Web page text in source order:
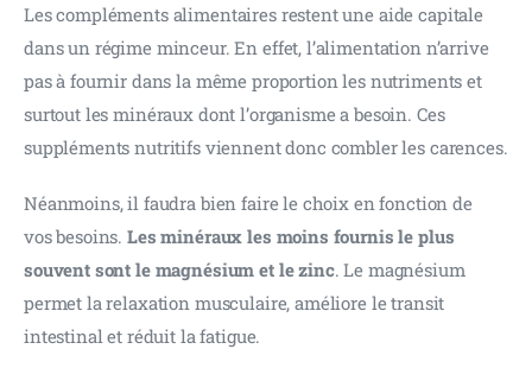
Les compléments alimentaires restent une aide capitale
dans un régime minceur. En effet, l’alimentation n’arrive
pas à fournir dans la même proportion les nutriments et
surtout les minéraux dont l’organisme a besoin. Ces
suppléments nutritifs viennent donc combler les carences.
Néanmoins, il faudra bien faire le choix en fonction de
vos besoins. Les minéraux les moins fournis le plus
souvent sont le magnésium et le zinc. Le magnésium
permet la relaxation musculaire, améliore le transit
intestinal et réduit la fatigue.